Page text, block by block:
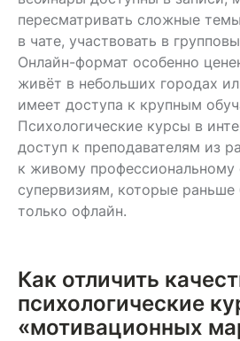
пересматривать сложные
в чате, участвовать в
Онлайн-формат особенно
живёт в небольших городах
имеет доступа к крупным
Психологические курсы в
доступ к преподавателям из
к живому профессиональному
супервизиям, которые
только офлайн.
Как отличить
психологические
«мотивационных